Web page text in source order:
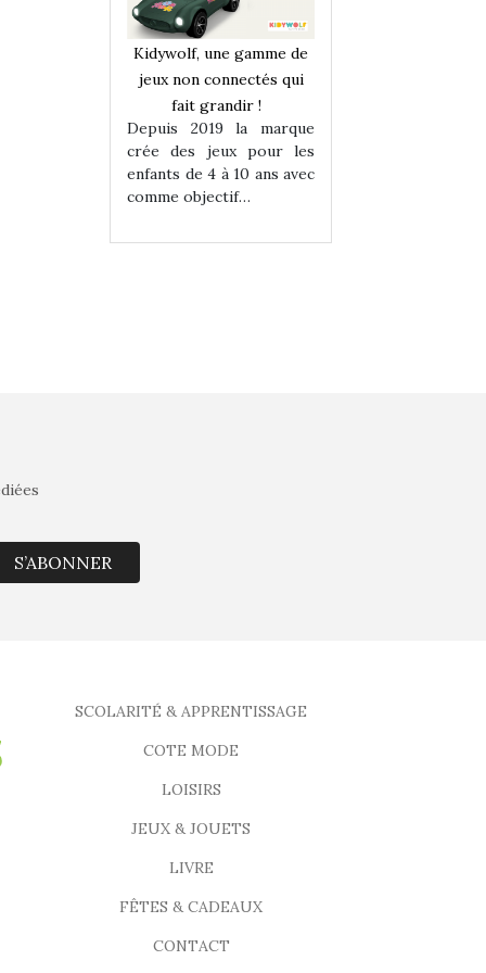
Kidywolf, une gamme de
jeux non connectés qui
fait grandir !
Depuis 2019 la marque
crée des jeux pour les
enfants de 4 à 10 ans avec
comme objectif…
S’ABONNER
SCOLARITÉ & APPRENTISSAGE
COTE MODE
LOISIRS
JEUX & JOUETS
LIVRE
FÊTES & CADEAUX
CONTACT